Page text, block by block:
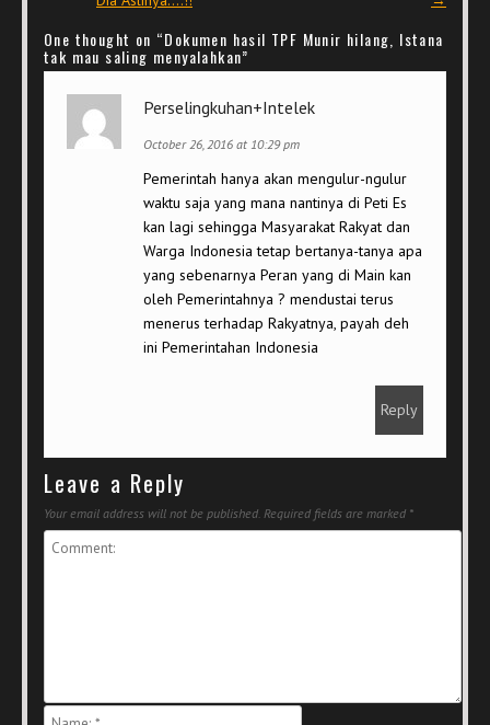
One thought on “Dokumen hasil TPF Munir hilang, Istana
tak mau saling menyalahkan”
Perselingkuhan+Intelek
October 26, 2016 at 10:29 pm
Pemerintah hanya akan mengulur-ngulur
waktu saja yang mana nantinya di Peti Es
kan lagi sehingga Masyarakat Rakyat dan
Warga Indonesia tetap bertanya-tanya apa
yang sebenarnya Peran yang di Main kan
oleh Pemerintahnya ? mendustai terus
menerus terhadap Rakyatnya, payah deh
ini Pemerintahan Indonesia
Reply
Leave a Reply
Your email address will not be published. Required fields are marked *